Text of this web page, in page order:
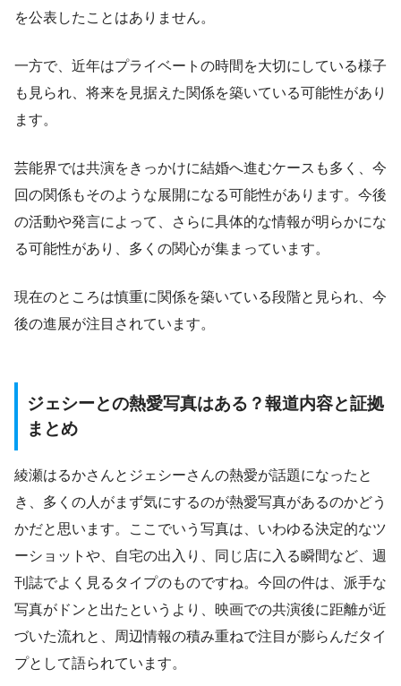
を公表したことはありません。
一方で、近年はプライベートの時間を大切にしている様子
も見られ、将来を見据えた関係を築いている可能性があり
ます。
芸能界では共演をきっかけに結婚へ進むケースも多く、今
回の関係もそのような展開になる可能性があります。今後
の活動や発言によって、さらに具体的な情報が明らかにな
る可能性があり、多くの関心が集まっています。
現在のところは慎重に関係を築いている段階と見られ、今
後の進展が注目されています。
ジェシーとの熱愛写真はある？報道内容と証拠
まとめ
綾瀬はるかさんとジェシーさんの熱愛が話題になったと
き、多くの人がまず気にするのが熱愛写真があるのかどう
かだと思います。ここでいう写真は、いわゆる決定的なツ
ーショットや、自宅の出入り、同じ店に入る瞬間など、週
刊誌でよく見るタイプのものですね。今回の件は、派手な
写真がドンと出たというより、映画での共演後に距離が近
づいた流れと、周辺情報の積み重ねで注目が膨らんだタイ
プとして語られています。